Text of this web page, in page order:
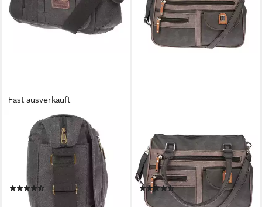
Fast ausverkauft
CHRISTIAN WIPPERMANN
Businesstasche Große XL
Herren Damen Tasche
Umhängetasche Canvas Bag
(1 tlg), Messenger
(19)
32,95 € UVP
Henkeltasche Große Damen
Tasche Umhängetasche
Schultertasche (1 tlg),
Henkeltasche
(108)
28,95 € UVP 34,95 €